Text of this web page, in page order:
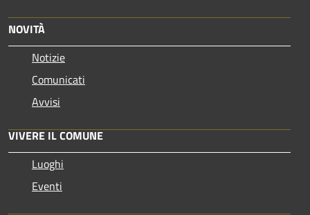
NOVITÀ
Notizie
Comunicati
Avvisi
VIVERE IL COMUNE
Luoghi
Eventi